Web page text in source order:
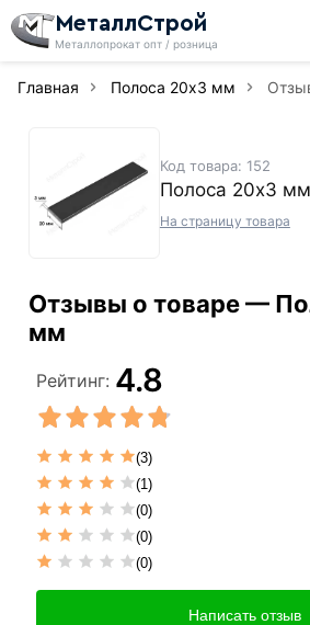
МеталлСтрой
Металлопрокат опт / розница
Главная Полоса 20х3 мм
Код товара: 152
Полоса 20х3 мм
На страницу товара
Отзывы о товаре —
мм
Рейтинг: 4.8
(3)
(1)
(0)
(0)
(0)
Написать отзыв